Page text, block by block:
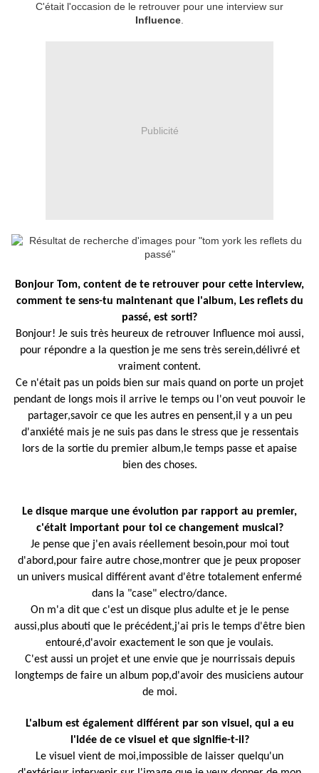
C'était l'occasion de le retrouver pour une interview sur
Influence
Publicité
Bonjour Tom, content de te retrouver pour cette interview,
comment te sens-tu maintenant que l'album, Les reflets du
passé, est sorti?
Bonjour! Je suis très heureux de retrouver Influence moi aussi,
pour répondre a la question je me sens très serein,délivré et
vraiment content.
Ce n'était pas un poids bien sur mais quand on porte un projet
pendant de longs mois il arrive le temps ou l'on veut pouvoir le
partager,savoir ce que les autres en pensent,il y a un peu
d'anxiété mais je ne suis pas dans le stress que je ressentais
lors de la sortie du premier album,le temps passe et apaise
bien des choses.
Le disque marque une évolution par rapport au premier,
c'était important pour toi ce changement musical?
Je pense que j'en avais réellement besoin,pour moi tout
d'abord,pour faire autre chose,montrer que je peux proposer
un univers musical différent avant d'être totalement enfermé
dans la "case" electro/dance.
On m'a dit que c'est un disque plus adulte et je le pense
aussi,plus abouti que le précédent,j'ai pris le temps d'être bien
entouré,d'avoir exactement le son que je voulais.
C'est aussi un projet et une envie que je nourrissais depuis
longtemps de faire un album pop,d'avoir des musiciens autour
de moi.
L'album est également différent par son visuel, qui a eu
l'idée de ce visuel et que signifie-t-il?
Le visuel vient de moi,impossible de laisser quelqu'un